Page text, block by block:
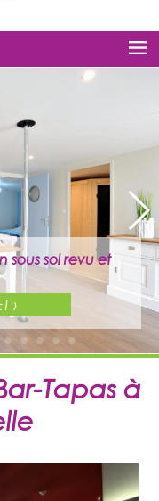
sous sol revu et
›
sol revu et
Tapas à